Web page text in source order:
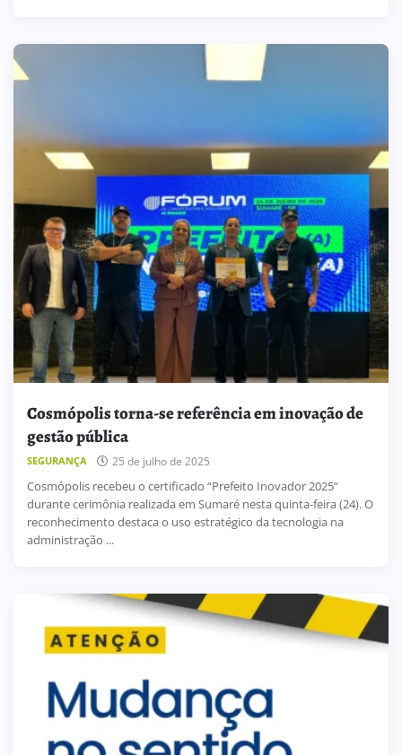
Cosmópolis torna-se referência em inovação de
gestão pública
SEGURANÇA 25 de julho de 2025
Cosmópolis recebeu o certificado “Prefeito Inovador 2025”
durante cerimônia realizada em Sumaré nesta quinta-feira (24). O
reconhecimento destaca o uso estratégico da tecnologia na
administração ...